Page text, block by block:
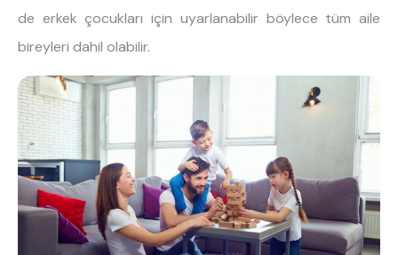
de erkek çocukları için uyarlanabilir böylece tüm aile
bireyleri dahil olabilir.